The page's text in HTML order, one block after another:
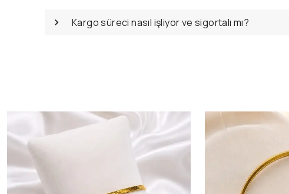
Kargo süreci nasıl işliyor ve sigortalı mı?